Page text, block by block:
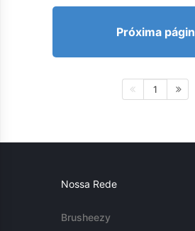
Próxima
1
Nossa Rede
Brusheezy